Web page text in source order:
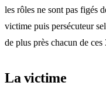
les rôles ne sont pas figés
victime puis persécuteur
de plus près chacun de ces
La victime